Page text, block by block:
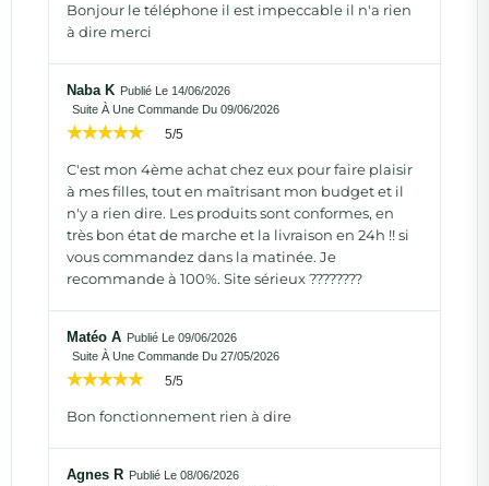
Bonjour le téléphone il est impeccable il n'a rien
à dire merci
Naba K Publié Le 14/06/2026
Suite À Une Commande Du 09/06/2026
5/5
C'est mon 4ème achat chez eux pour faire plaisir
à mes filles, tout en maîtrisant mon budget et il
n'y a rien dire. Les produits sont conformes, en
très bon état de marche et la livraison en 24h !! si
vous commandez dans la matinée. Je
recommande à 100%. Site sérieux ????????
Matéo A Publié Le 09/06/2026
Suite À Une Commande Du 27/05/2026
5/5
Bon fonctionnement rien à dire
Agnes R Publié Le 08/06/2026